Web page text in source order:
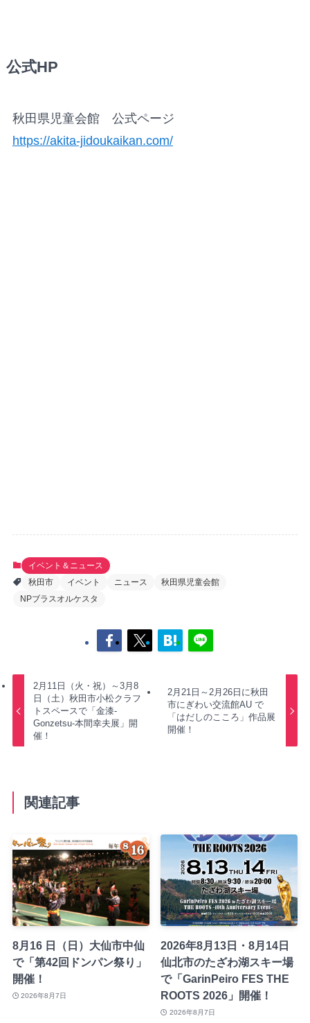
公式HP
秋田県児童会館 公式ページ
https://akita-jidoukaikan.com/
イベント＆ニュース
秋田市
イベント ニュース
秋田県児童会館
NPブラスオルケスタ
2月11日（火・祝）～3月8
日（土）秋田市小松クラフ
トスペースで「金漆-
Gonzetsu-本間幸夫展」開
催！
2月21日～2月26日に秋田
市にぎわい交流館AU で
「はだしのこころ」作品展
開催！
関連記事
8月16 日（日）大仙市中仙
で「第42回ドンパン祭り」
開催！
2026年8月7日
2026年8月13日・8月14日
仙北市のたざわ湖スキー場
で「GarinPeiro FES THE
ROOTS 2026」開催！
2026年8月7日